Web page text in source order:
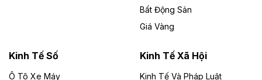
Gia Lai với tổng vốn hơn 4.750 tỷ đồng.
Đồng Nai cho thuê gần 59 ha đất làm khu
công nghiệp ở Long Thành
Bất Động Sản
Giá Vàng
Kinh Tế Số
Ô Tô Xe Máy
Kinh Tế Xã Hội
Kinh Tế Và Pháp Luật